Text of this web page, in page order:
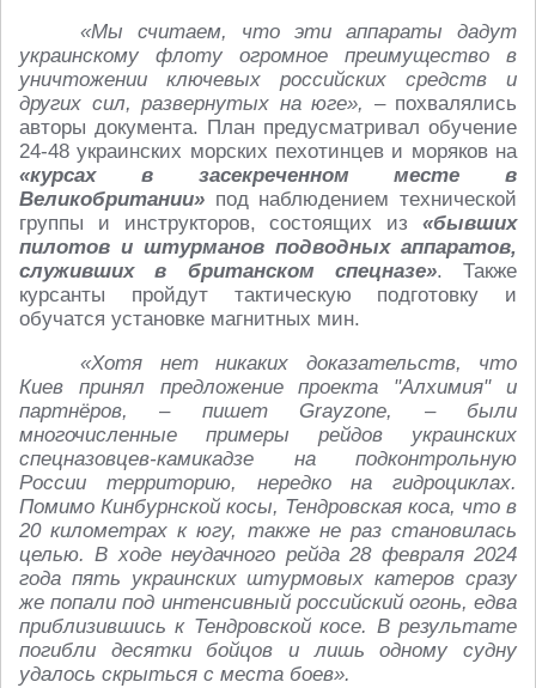
«Мы считаем, что эти аппараты дадут
украинскому флоту огромное преимущество в
уничтожении ключевых российских средств и
других сил, развернутых на юге», – похвалялись
авторы документа. План предусматривал обучение
24-48 украинских морских пехотинцев и моряков на
«курсах в засекреченном месте в
Великобритании» под наблюдением технической
группы и инструкторов, состоящих из «бывших
пилотов и штурманов подводных аппаратов,
служивших в британском спецназе». Также
курсанты пройдут тактическую подготовку и
обучатся установке магнитных мин.
«Хотя нет никаких доказательств, что
Киев принял предложение проекта "Алхимия" и
партнёров, – пишет Grayzone, – были
многочисленные примеры рейдов украинских
спецназовцев-камикадзе на подконтрольную
России территорию, нередко на гидроциклах.
Помимо Кинбурнской косы, Тендровская коса, что в
20 километрах к югу, также не раз становилась
целью. В ходе неудачного рейда 28 февраля 2024
года пять украинских штурмовых катеров сразу
же попали под интенсивный российский огонь, едва
приблизившись к Тендровской косе. В результате
погибли десятки бойцов и лишь одному судну
удалось скрыться с места боев».